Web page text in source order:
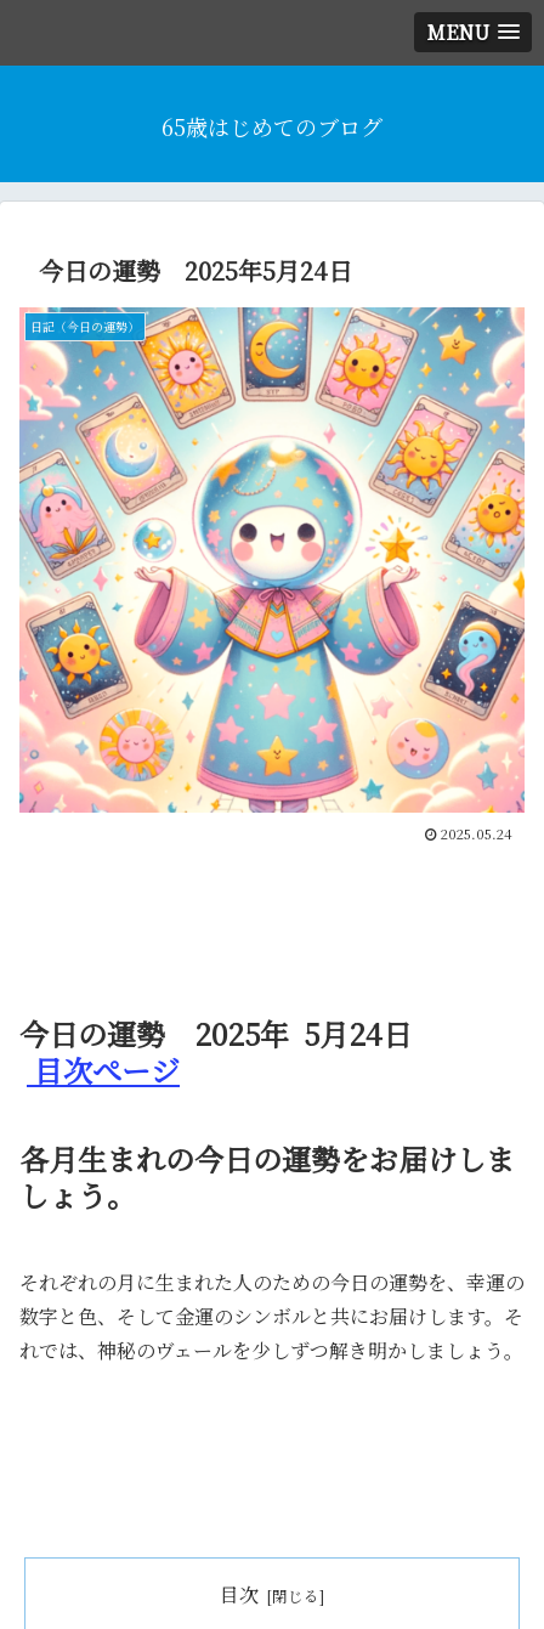
MENU
65歳はじめてのブログ
今日の運勢 2025年5月24日
日記（今日の運勢）
2025.05.24
今日の運勢 2025年 5月24日
目次ぺージ
各月生まれの今日の運勢をお届けしま
しょう。
それぞれの月に生まれた人のための今日の運勢を、幸運の
数字と色、そして金運のシンボルと共にお届けします。そ
れでは、神秘のヴェールを少しずつ解き明かしましょう。
目次